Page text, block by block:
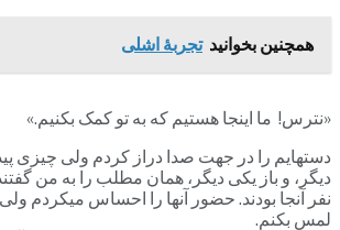
همچنین بخوانید تجربۀ اشلی
«نترس! ما اینجا هستیم که به تو کمک بکنیم.»
دستهایم را در جهت صدا دراز کردم ولی چیزی
دیگر، و باز یکی دیگر، همان مطلب را به من
نفر آنجا بودند. حضور آنها را احساس میکردم ولی
لمس بکنم.